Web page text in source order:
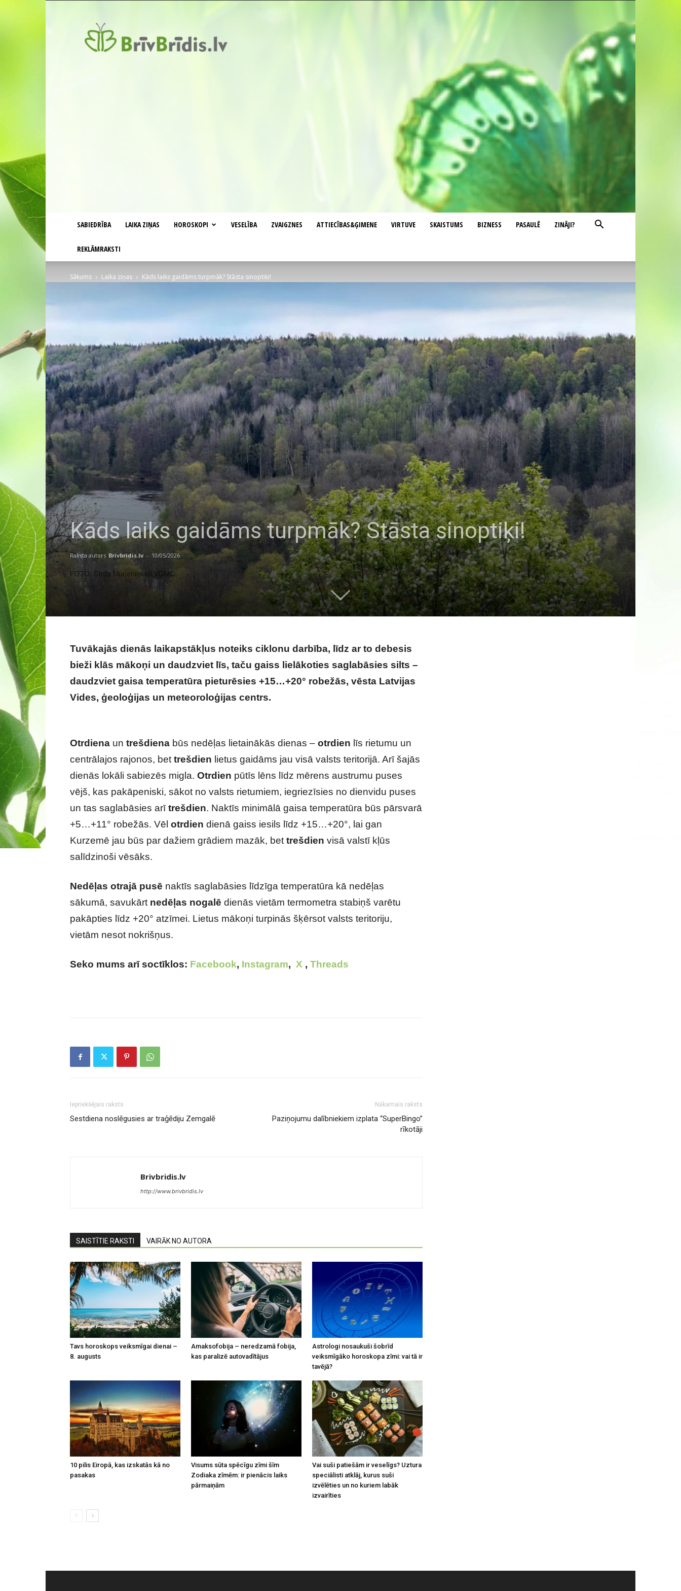
SABIEDRĪBA LAIKA ZIŅAS HOROSKOPI VESELĪBA ZVAIGZNES ATTIECĪBAS&ĢIMENE VIRTUVE SKAISTUMS BIZNESS PASAULĒ ZINĀJI?
REKLĀMRAKSTI
Sākums Laika ziņas Kāds laiks gaidāms turpmāk? Stāsta sinoptiķi!
Kāds laiks gaidāms turpmāk? Stāsta sinoptiķi!
Raksta autors Brivbridis.lv - 10/05/2026
FOTO: Gints Mucenieks/LVĢMC
Tuvākajās dienās laikapstākļus noteiks ciklonu darbība, līdz ar to debesis
bieži klās mākoņi un daudzviet līs, taču gaiss lielākoties saglabāsies silts –
daudzviet gaisa temperatūra pieturēsies +15…+20° robežās, vēsta Latvijas
Vides, ģeoloģijas un meteoroloģijas centrs.
Otrdiena un trešdiena būs nedēļas lietainākās dienas – otrdien līs rietumu un
centrālajos rajonos, bet trešdien lietus gaidāms jau visā valsts teritorijā. Arī šajās
dienās lokāli sabiezēs migla. Otrdien pūtīs lēns līdz mērens austrumu puses
vējš, kas pakāpeniski, sākot no valsts rietumiem, iegriezīsies no dienvidu puses
un tas saglabāsies arītrešdien. Naktīs minimālā gaisa temperatūra būs pārsvarā
+5…+11° robežās. Vēl otrdien dienā gaiss iesils līdz +15…+20°, lai gan
Kurzemē jau būs par dažiem grādiem mazāk, bet trešdien visā valstī kļūs
salīdzinoši vēsāks.
Nedēļas otrajā pusē naktīs saglabāsies līdzīga temperatūra kā nedēļas
sākumā, savukārt nedēļas nogalē dienās vietām termometra stabiņš varētu
pakāpties līdz +20° atzīmei. Lietus mākoņi turpinās šķērsot valsts teritoriju,
vietām nesot nokrišņus.
Seko mums arī soctīklos: Facebook, Instagram, X , Threads
Iepriekšējais raksts
Sestdiena noslēgusies ar traģēdiju Zemgalē
Nākamais raksts
Paziņojumu dalībniekiem izplata “SuperBingo”
rīkotāji
Brivbridis.lv
http://www.brivbridis.lv
SAISTĪTIE RAKSTI VAIRĀK NO AUTORA
Tavs horoskops veiksmīgai dienai –
8. augusts
Amaksofobija – neredzamā fobija,
kas paralizē autovadītājus
Astrologi nosaukuši šobrīd
veiksmīgāko horoskopa zīmi: vai tā ir
tavējā?
10 pilis Eiropā, kas izskatās kā no
pasakas
Visums sūta spēcīgu zīmi šīm
Zodiaka zīmēm: ir pienācis laiks
pārmaiņām
Vai suši patiešām ir veselīgs? Uztura
speciālisti atklāj, kurus suši
izvēlēties un no kuriem labāk
izvairīties